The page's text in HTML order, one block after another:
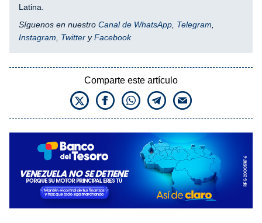
Latina.
Síguenos en nuestro Canal de WhatsApp Telegram
Instagram
Twitter yFacebook
Comparte este artículo